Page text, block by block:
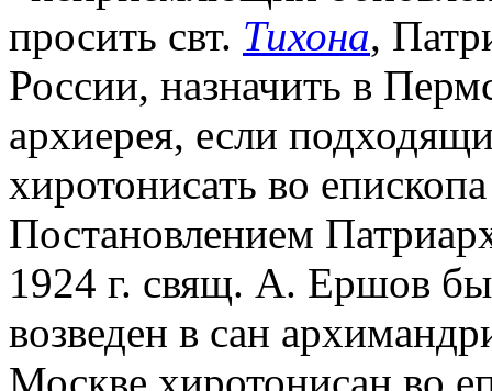
просить свт. Тихона,
России, назначить в
архиерея, если
хиротонисать во
Постановлением
1924 г. свящ. А. Ершов
возведен в сан
Москве хиротонисан во